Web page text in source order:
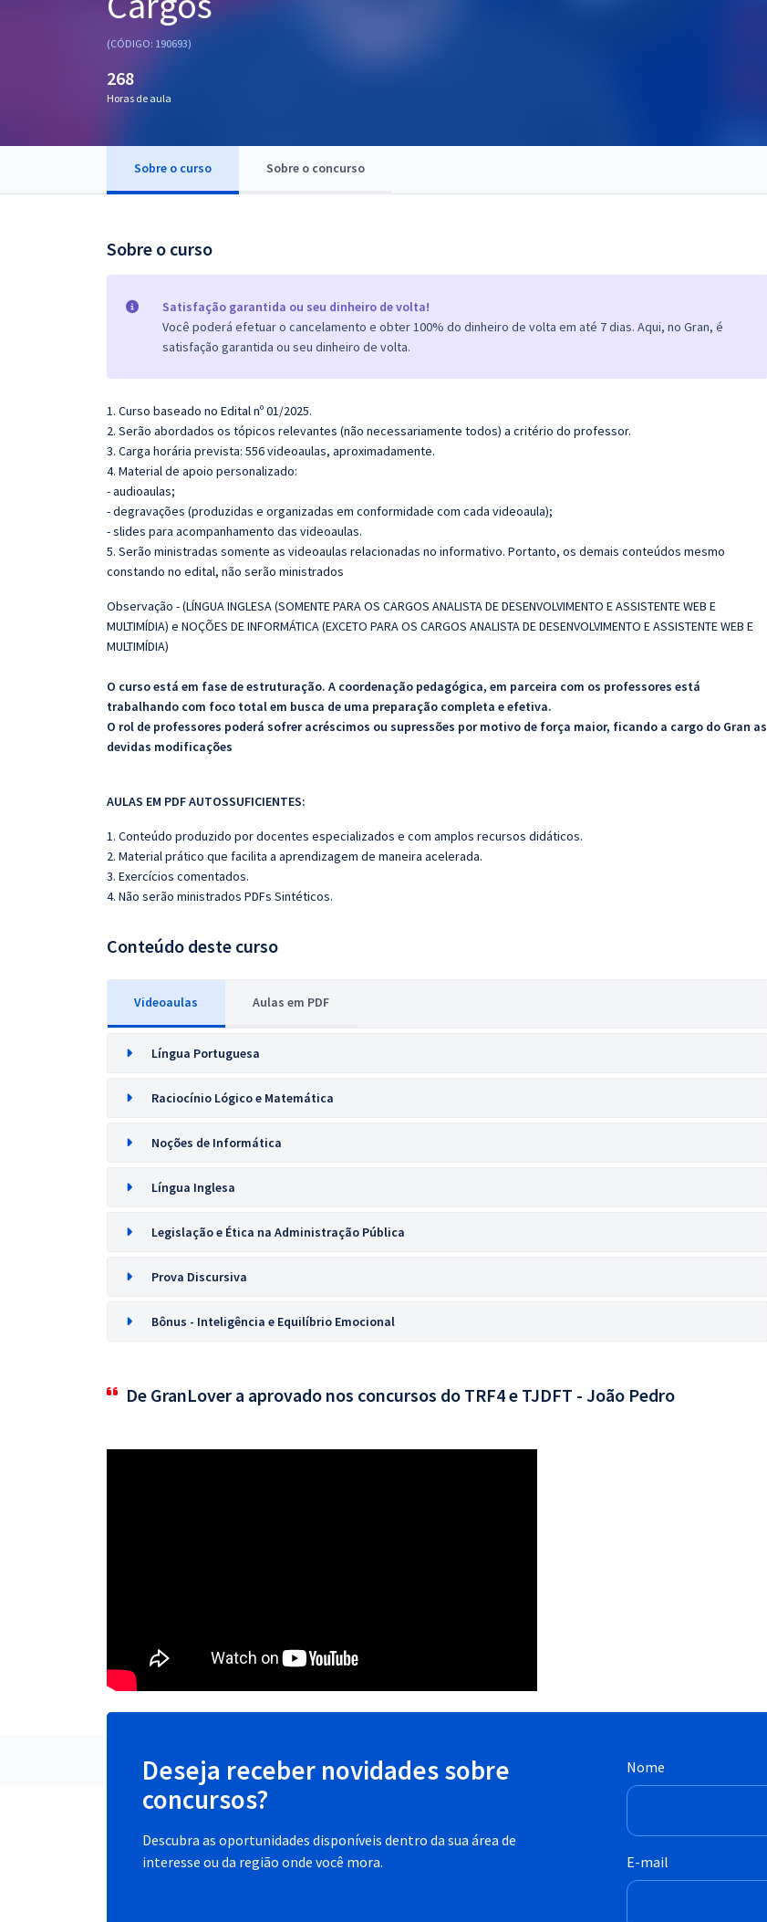
Questões grátis
(CÓDIGO: 190693)
268
Horas de aula
Sobre o curso Sobre o concurso
Sobre o curso
Satisfação garantida ou seu dinheiro de volta!
Você poderá efetuar o cancelamento e obter 100% do dinheiro de volta em até 7 dias. Aqui, no Gran, é
satisfação garantida ou seu dinheiro de volta.
1. Curso baseado no Edital nº 01/2025.
2. Serão abordados os tópicos relevantes (não necessariamente todos) a critério do professor.
3. Carga horária prevista: 556 videoaulas, aproximadamente.
4. Material de apoio personalizado:
- audioaulas;
- degravações (produzidas e organizadas em conformidade com cada videoaula);
- slides para acompanhamento das videoaulas.
5. Serão ministradas somente as videoaulas relacionadas no informativo. Portanto, os demais conteúdos mesmo
constando no edital, não serão ministrados
Observação - (LÍNGUA INGLESA (SOMENTE PARA OS CARGOS ANALISTA DE DESENVOLVIMENTO E ASSISTENTE WEB E
MULTIMÍDIA) e NOÇÕES DE INFORMÁTICA (EXCETO PARA OS CARGOS ANALISTA DE DESENVOLVIMENTO E ASSISTENTE WEB E
MULTIMÍDIA)
O curso está em fase de estruturação. A coordenação pedagógica, em parceira com os professores está
trabalhando com foco total em busca de uma preparação completa e efetiva.
O rol de professores poderá sofrer acréscimos ou supressões por motivo de força maior, ficando a cargo do Gran as
devidas modificações
AULAS EM PDF AUTOSSUFICIENTES:
1. Conteúdo produzido por docentes especializados e com amplos recursos didáticos.
2. Material prático que facilita a aprendizagem de maneira acelerada.
3. Exercícios comentados.
4. Não serão ministrados PDFs Sintéticos.
Conteúdo deste curso
Videoaulas Aulas em PDF
Língua Portuguesa
Raciocínio Lógico e Matemática
Noções de Informática
Língua Inglesa
Legislação e Ética na Administração Pública
Prova Discursiva
Bônus - Inteligência e Equilíbrio Emocional
De GranLover a aprovado nos concursos do TRF4 e TJDFT - João Pedro
Deseja receber novidades sobre
concursos?
Descubra as oportunidades disponíveis dentro da sua área de
interesse ou da região onde você mora.
Nome
E-mail